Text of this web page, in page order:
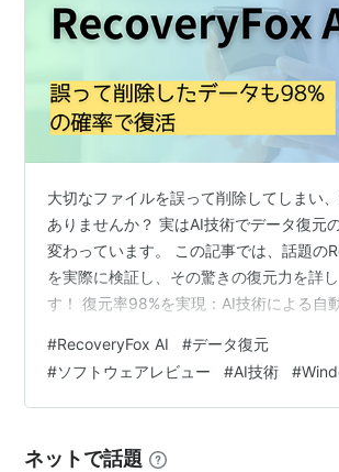
大切なファイルを誤って削除してしまい
ありませんか？ 実はAI技術でデータ復元
変わっています。 この記事では、話題の
を実際に検証し、その驚きの復元力を詳
す！ 復元率98%を実現：AI技術による自
ォーマンス 3ステップで完了：初心者も迷
ルUI設計 ステップ1：復元対象のドライブ
ップ2：AIによる高精度スキャン 🔍 🚀 ク
ューして選択的に復元 👀 無料体験版で完
#RecoveryFox AI #データ復元
#ソフトウェアレビュー #AI技術 #
ネットで話題